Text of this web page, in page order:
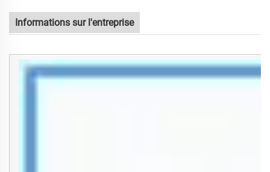
Informations sur l'entreprise